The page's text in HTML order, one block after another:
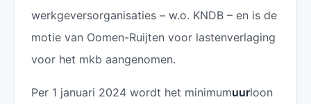
werkgeversorganisaties – w.o. KNDB – en is de
motie van Oomen-Ruijten voor lastenverlaging
voor het mkb aangenomen.
Per 1 januari 2024 wordt het minimumuurloon